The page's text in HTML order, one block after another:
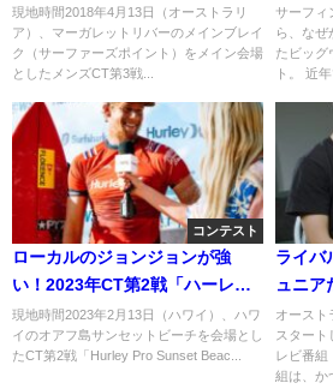
「マーギーズプロ」初日
現地時間2018年4月13日（オーストラリ
ア）、マーガレットリバーのメインブレイ
ク（サーファーズポイント）をメイン会場
としたメンズCT第3戦...
メイク
サーフィ
ら、なぜ
たビッグ
ト。 近
コンテスト
ローカルのジョンジョンが強
い！2023年CT第2戦「ハーレー
プロサンセット」初日
現地時間2023年2月13日（ハワイ）、ハワ
イのオアフ島サンセットビーチを会場とし
たCT第2戦「Hurley Pro Sunset Beac...
ライバ
ュニア
カラニ
オースト
スタート
レビ番組
組は、か